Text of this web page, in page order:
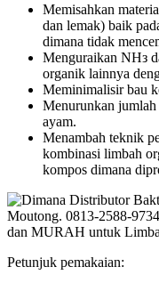
Memisahkan
dan lemak) baik
dimana tidak
Menguraikan NHз
organik lainnya
Meminimalisir bau
Menurunkan jumlah
ayam.
Menambah teknik
kombinasi limbah
kompos dimana
Petunjuk pemakaian: